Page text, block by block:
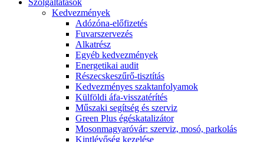
Szolgáltatások
Kedvezmények
Adózóna-előfizetés
Fuvarszervezés
Alkatrész
Egyéb kedvezmények
Energetikai audit
Részecskeszűrő-tisztítás
Kedvezményes szaktanfolyamok
Külföldi áfa-visszatérítés
Műszaki segítség és szerviz
Green Plus égéskatalizátor
Mosonmagyaróvár: szerviz, mosó, parkolás
Kintlévőség kezelése